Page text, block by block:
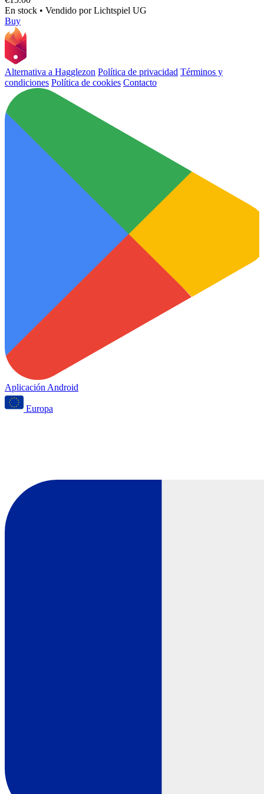
En stock • Vendido porLichtspiel UG
Buy
Alternativa a Hagglezon Política de privacidad Términos y
condiciones Política de cookies Contacto
Aplicación Android
Europa